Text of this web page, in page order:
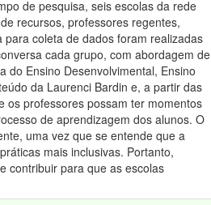
de pesquisa, seis escolas da rede
recursos, professores regentes,
coleta de dados foram realizadas
cada grupo, com abordagem de
do Ensino Desenvolvimental, Ensino
da Laurenci Bardin e, a partir das
os professores possam ter momentos
de aprendizagem dos alunos. O
uma vez que se entende que a
mais inclusivas. Portanto,
contribuir para que as escolas